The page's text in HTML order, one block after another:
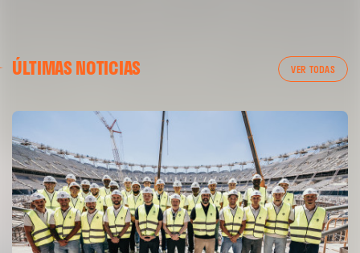
ÚLTIMAS NOTICIAS VER TODAS